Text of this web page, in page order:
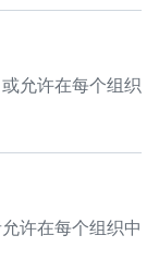
允许在每个组织
许在每个组织中